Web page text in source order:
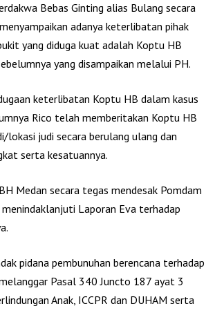
Bebas Ginting alias Bulang secara
adanya keterlibatan pihak
yang diduga kuat adalah Koptu HB
yang disampaikan melalui PH.
keterlibatan Koptu HB dalam kasus
Rico telah memberitakan Koptu HB
lokasi judi secara berulang ulang dan
serta kesatuannya.
Medan secara tegas mendesak Pomdam
Laporan Eva terhadap
pidana pembunuhan berencana terhadap
Pasal 340 Juncto 187 ayat 3
Anak, ICCPR dan DUHAM serta